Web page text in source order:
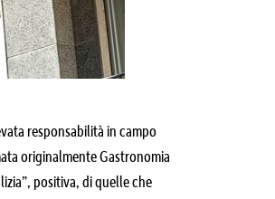
responsabilità in campo
originalmente Gastronomia
positiva, di quelle che